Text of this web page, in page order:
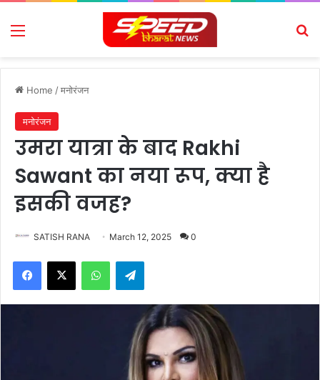
Menu
Home /मनोरंजन
मनोरंजन
उमरा यात्रा के बाद Rakhi
Sawant का नया रूप, क्या है
इसकी वजह?
SATISH RANA March 12, 2025 0
Facebook
X WhatsAppTelegram